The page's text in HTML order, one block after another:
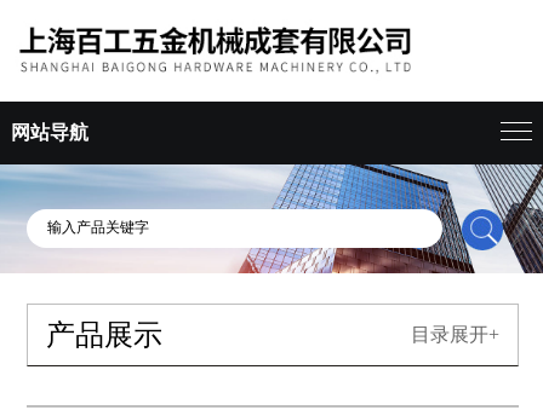
网站导航
产品展示 目录展开+